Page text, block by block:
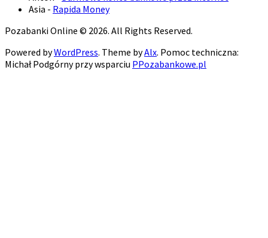
Asia - Rapida Money
Pozabanki Online © 2026. All Rights Reserved.
Powered byWordPress. Theme byAlx. Pomoc techniczna:
Michał Podgórny przy wsparciu PPozabankowe.pl